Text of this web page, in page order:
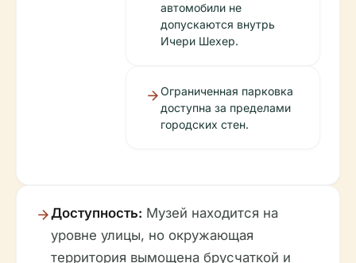
автомобили не
допускаются внутрь
Ичери Шехер.
Ограниченная парковка
доступна за пределами
городских стен.
Доступность: Музей находится на
уровне улицы, но окружающая
территория вымощена брусчаткой и